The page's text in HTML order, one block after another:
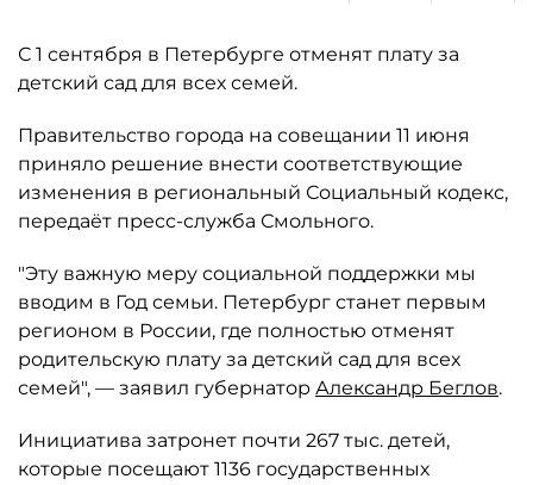
С 1 сентября в Петербурге отменят плату за
детский сад для всех семей.
Правительство города на совещании 11 июня
приняло решение внести соответствующие
изменения в региональный Социальный кодекс,
передаёт пресс-служба Смольного.
"Эту важную меру социальной поддержки мы
вводим в Год семьи. Петербург станет первым
регионом в России, где полностью отменят
родительскую плату за детский сад для всех
семей", — заявил губернатор Александр Беглов.
Инициатива затронет почти 267 тыс. детей,
которые посещают 1136 государственных